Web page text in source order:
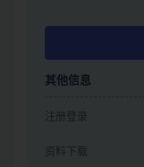
其他信息
注册登录
资料下载